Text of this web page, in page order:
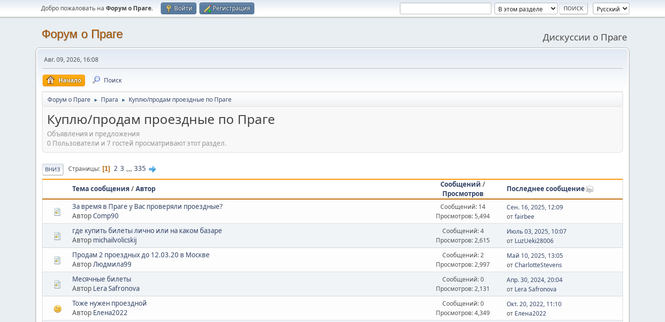
Добро пожаловать на Форум о Праге. Войти Регистрация
Форум о Праге Дискуссии о Праге
Авг. 09, 2026, 16:08
Начало Поиск
Форум о Праге ► Прага ► Куплю/продам проездные по Праге
Куплю/продам проездные по Праге
Объявления и предложения
0 Пользователи и 7 гостей просматривают этот раздел.
ВНИЗ Страницы 1 2 3 ... 335
Тема сообщения /Автор
Сообщений /
Просмотров
Последнее сообщение
За время в Праге у Вас проверяли проездные?
АвторComp90
Сообщений: 14
Просмотров: 5,494
Сен. 16, 2025, 12:09
отfairbee
где купить билеты лично или на каком базаре
Автор michailvolicskij
Сообщений: 4
Просмотров: 2,615
Июль 03, 2025, 10:07
от LuzUeki28006
Продам 2 проездных до 12.03.20 в Москве
Автор Людмила99
Сообщений: 2
Просмотров: 2,997
Май 10, 2025, 13:05
отCharlotteStevens
Месячные билеты
Автор Lera Safronova
Сообщений: 0
Просмотров: 2,131
Апр. 30, 2024, 20:04
от Lera Safronova
Тоже нужен проездной
Автор Елена2022
Сообщений: 0
Просмотров: 4,349
Окт. 20, 2022, 11:10
от Елена2022